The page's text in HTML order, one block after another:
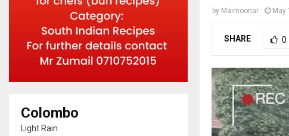
by Maimoonar May
SHARE 0
Colombo
Light Rain